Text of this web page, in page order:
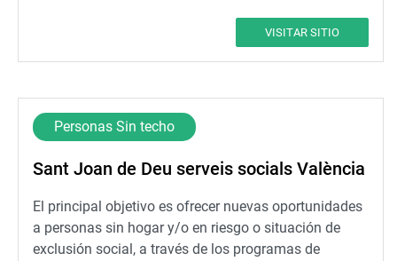
VISITAR SITIO
Personas Sin techo
Sant Joan de Deu serveis socials València
El principal objetivo es ofrecer nuevas oportunidades
a personas sin hogar y/o en riesgo o situación de
exclusión social, a través de los programas de